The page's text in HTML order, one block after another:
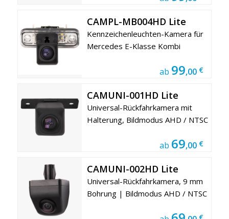
CAMPL-MB004HD Lite
Kennzeichenleuchten-Kamera für
Mercedes E-Klasse Kombi
ab 99,00 €
CAMUNI-001HD Lite
Universal-Rückfahrkamera mit
Halterung, Bildmodus AHD / NTSC
ab 69,00 €
CAMUNI-002HD Lite
Universal-Rückfahrkamera, 9 mm
Bohrung | Bildmodus AHD / NTSC